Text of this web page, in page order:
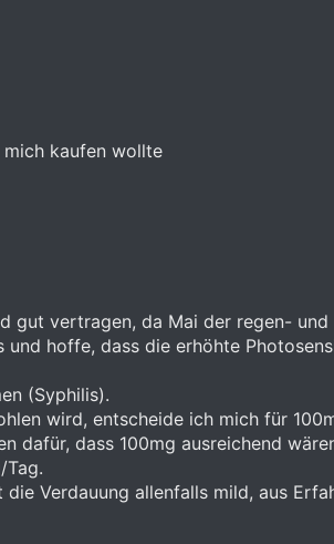
mich kaufen wollte
gut vertragen, da Mai der regen-
hoffe, dass die erhöhte
(Syphilis).
wird, entscheide ich mich für
dafür, dass 100mg ausreichend
Tag.
Verdauung allenfalls mild, aus